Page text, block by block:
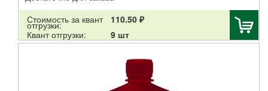
MILTON
Баркинвуд
Альтернатива
Гарден Ритейл Сервис
Стоимость за квант
отгрузки:
110.50 ₽
Квант отгрузки:
9 шт